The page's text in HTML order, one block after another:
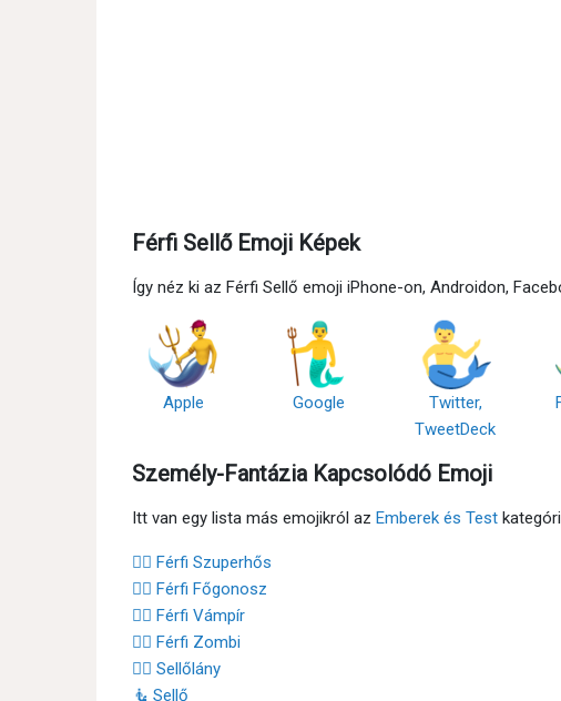
Férfi Sellő Emoji Képek
Így néz ki az Férfi Sellő emoji iPhone-on, Androidon,
Apple Google
Twitter,
TweetDeck
Személy-Fantázia Kapcsolódó Emoji
Itt van egy lista más emojikról az Emberek és Test
🦸‍♂️ Férfi Szuperhős
🦹‍♂️ Férfi Főgonosz
🧛‍♂️ Férfi Vámpír
🧟‍♂️ Férfi Zombi
🧜‍♀️ Sellőlány
🧜 Sellő